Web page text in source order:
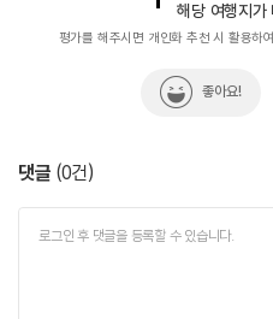
해당 여행지가
평가를 해주시면 개인화 추천 시 활용하
좋아요!
댓글 (0건)